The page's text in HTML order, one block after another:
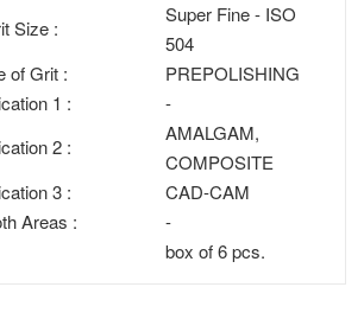
Size :
Super Fine - ISO
504
of Grit :
PREPOLISHING
1 :
-
2 :
AMALGAM,
COMPOSITE
3 :
CAD-CAM
Areas :
-
box of 6 pcs.